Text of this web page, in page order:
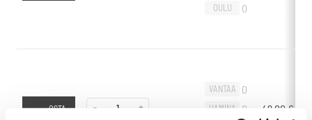
OULU 0
OSTA - +
VANTAA 0
HAMINA 0 49,00 €